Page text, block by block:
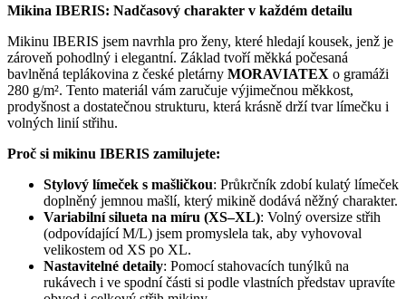
Mikina IBERIS: Nadčasový charakter v každém detailu
Mikinu IBERIS jsem navrhla pro ženy, které hledají kousek, jenž je
zároveň pohodlný i elegantní. Základ tvoří měkká počesaná
bavlněná teplákovina z české pletárny MORAVIATEX o gramáži
280 g/m². Tento materiál vám zaručuje výjimečnou měkkost,
prodyšnost a dostatečnou strukturu, která krásně drží tvar límečku i
volných linií střihu.
Proč si mikinu IBERIS zamilujete:
Stylový límeček s mašličkou: Průkrčník zdobí kulatý límeček
doplněný jemnou mašlí, který mikině dodává něžný charakter.
Variabilní silueta na míru (XS–XL): Volný oversize střih
(odpovídající M/L) jsem promyslela tak, aby vyhovoval
velikostem od XS po XL.
Nastavitelné detaily: Pomocí stahovacích tunýlků na
rukávech i ve spodní části si podle vlastních představ upravíte